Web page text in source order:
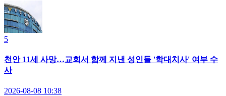
5
천안 11세 사망…교회서 함께 지낸 성인들 '학대치사' 여부 수
사
2026-08-08 10:38